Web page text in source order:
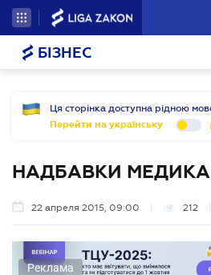
БІЗНЕС
Ця сторінка доступна рідною
Перейти на українську
НАДБАВКИ
22 апреля 2015, 09:00 212
Реклама